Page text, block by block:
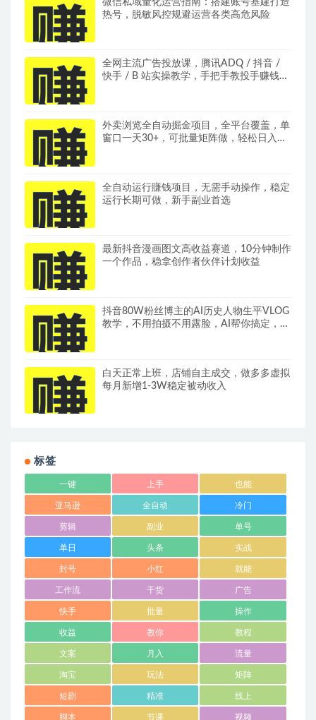
热号，脱敏风控规避运营各类高危风险
全网主流广告投放课，腾讯ADQ / 抖音 /
快手 / B 站实操教学，手把手教投手赚钱变
外卖浏览全自动掘金项目，全平台覆盖，单
窗口一天30+，可批量矩阵做，轻松日入
全自动运行賺钱项目，无需手动操作，稳定
运行长期可做，新手副业首选
最新抖音漫画图文高收益赛道，10分钟制作
一个作品，稳拿创作者伙伴计划收益
抖音80W粉丝博主的AI历史人物生平VLOG
教学，不用拍摄不用露脸，AI帮你搞定，轻
白天正常上班，店铺自主成交，做多多虚拟
每月新增1-3W稳定被动收入
标签
一键 上手 也能
亚马逊 全自动 冷门
剪辑 副业 单号
单日 头条 实战
封号 小红 就能
工作流 干货 广告
快手 批量 操作
收益 教你 教程
文案 月入 流量
淘宝 玩法 矩阵
短剧 精准 线上
脚本 节课 视频